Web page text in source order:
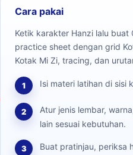
Cara pakai
Ketik karakter Hanzi lalu buat
practice sheet dengan grid
Kotak Mi Zi, tracing, dan
1 Isi materi latihan di sisi
2
Atur jenis lembar,
lain sesuai kebutuhan.
3
Buat pratinjau, periksa